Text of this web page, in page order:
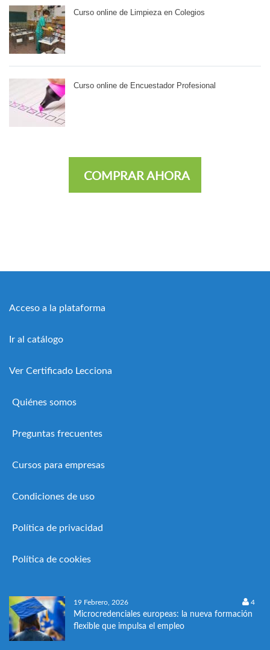
Curso online de Limpieza en Colegios
Curso online de Encuestador Profesional
COMPRAR AHORA
Acceso a la plataforma
Ir al catálogo
Ver Certificado Lecciona
Quiénes somos
Preguntas frecuentes
Cursos para empresas
Condiciones de uso
Política de privacidad
Política de cookies
19 Febrero, 2026 4
Microcredenciales europeas: la nueva formación
flexible que impulsa el empleo